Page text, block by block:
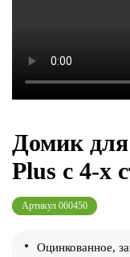
Домик
Plus c 4-х
Артикул 060450
Оцинкованное,